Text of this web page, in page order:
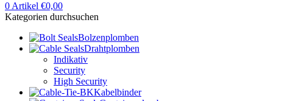
0 Artikel €0,00
Kategorien durchsuchen
Bolzenplomben
Drahtplomben
Indikativ
Security
High Security
Kabelbinder